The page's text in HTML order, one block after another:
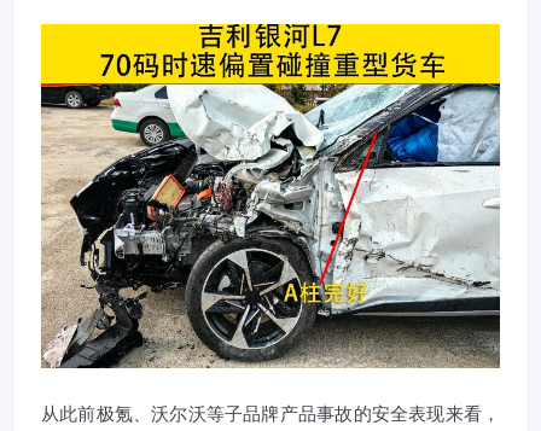
从此前极氪、沃尔沃等子品牌产品事故的安全表现来看，